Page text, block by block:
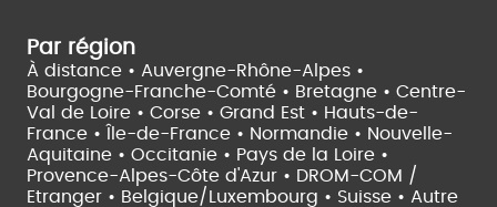
Par région
À distance • Auvergne-Rhône-Alpes •
Bourgogne-Franche-Comté • Bretagne • Centre-
Val de Loire • Corse • Grand Est • Hauts-de-
France •
Île-de-France • Normandie • Nouvelle-
Aquitaine • Occitanie • Pays de la Loire •
Provence-Alpes-Côte d'Azur • DROM-COM /
Etranger • Belgique/Luxembourg • Suisse • Autre